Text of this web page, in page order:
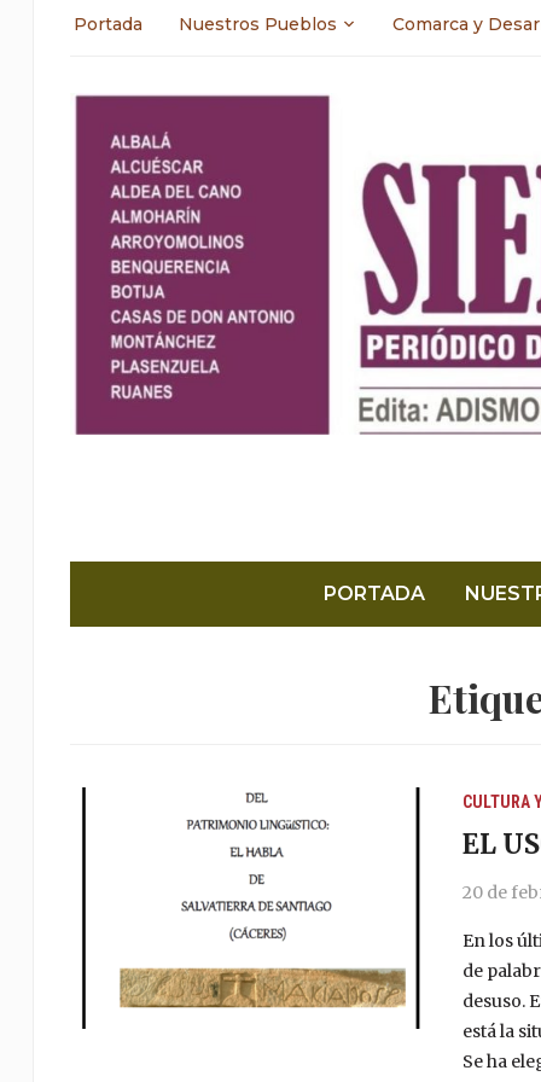
Portada Nuestros Pueblos Comarca y
PORTADA
CULTURA
EL
20 de
En los
de
desuso.
está la
Se ha